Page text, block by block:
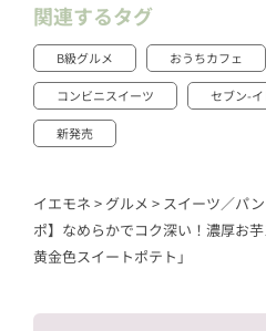
関連するタグ
B級グルメ おうちカフェ
コンビニスイーツ セブン-
新発売
イエモネ > グルメ > スイーツ／パン
ポ】なめらかでコク深い！濃厚お
黄金色スイートポテト」